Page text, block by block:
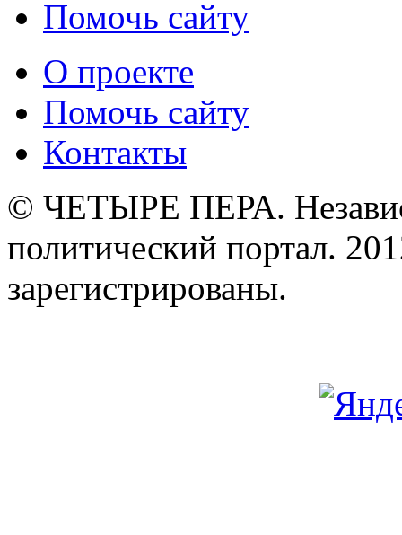
Помочь сайту
О проекте
Помочь сайту
Контакты
© ЧЕТЫРЕ ПЕРА.
политический портал.
зарегистрированы.